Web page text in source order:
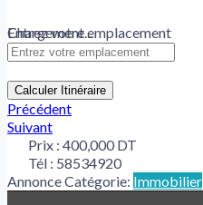
Chargement...
Entrez votre emplacement
Calculer Itinéraire
Précédent
Suivant
Prix : 400,000 DT
Tél : 58534920
Annonce Catégorie: Immobilier